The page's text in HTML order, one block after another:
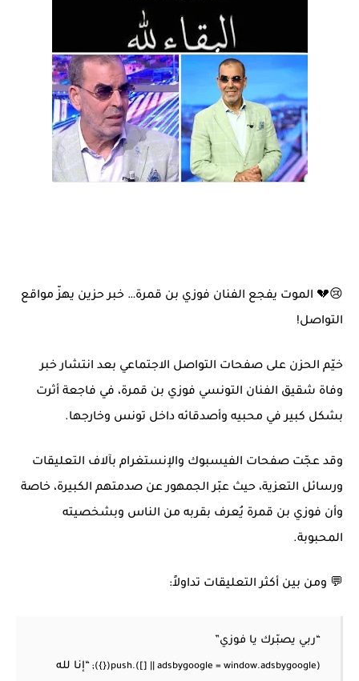
😢💔 الموت يفجع الفنان فوزي بن قمرة… خبر حزين يهزّ مواقع
التواصل!
خيّم الحزن على صفحات التواصل الاجتماعي بعد انتشار خبر
وفاة شقيق الفنان التونسي فوزي بن قمرة، في فاجعة أثرت
بشكل كبير في محبيه وأصدقائه داخل تونس وخارجها.
وقد عجّت صفحات الفيسبوك والإنستغرام بآلاف التعليقات
ورسائل التعزية، حيث عبّر الجمهور عن صدمتهم الكبيرة، خاصة
وأن فوزي بن قمرة يُعرف بقربه من الناس وبشخصيته
المحبوبة.
💬 ومن بين أكثر التعليقات تداولاً:
“ربي يصبّرك يا فوزي”
“إنا لله